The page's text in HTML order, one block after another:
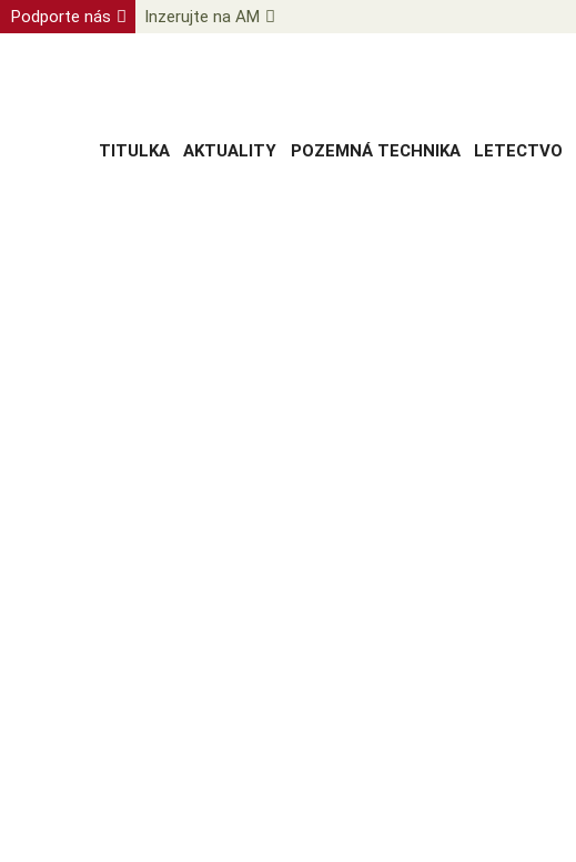
Podporte nás Inzerujte na AM
TITULKA AKTUALITY POZEMNÁ TECHNIKA LETECTVO